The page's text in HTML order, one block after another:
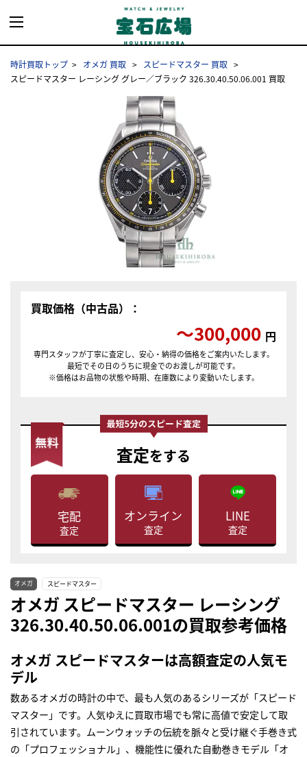
時計買取トップ オメガ 買取
スピードマスター 買取
スピードマスター レーシング グレー／ブラック 326.30.40.50.06.001 買取
買取価格（中古品）：
〜300,000 円
専門スタッフが丁寧に査定し、安心・納得の価格をご案内いたします。
最短でその日のうちに現金でのお渡しが可能です。
※価格はお品物の状態や時期、在庫数により変動いたします。
査定をする
宅配
査定
オンライン
査定
LINE
査定
オメガ スピードマスター
オメガ スピードマスター レーシング
326.30.40.50.06.001の買取参考価格
オメガ スピードマスターは高額査定の人気モ
デル
数あるオメガの時計の中で、最も人気のあるシリーズが「スピード
マスター」です。人気ゆえに買取市場でも常に高値で安定して取
引されています。ムーンウォッチの伝統を脈々と受け継ぐ手巻き式
の「プロフェッショナル」、機能性に優れた自動巻きモデル「オ